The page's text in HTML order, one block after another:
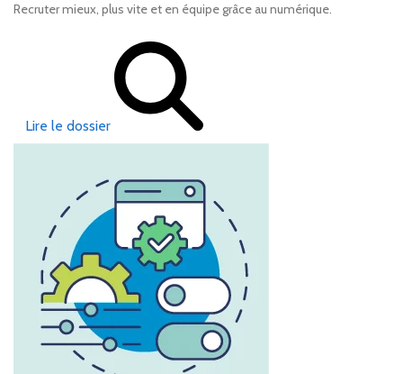
Recruter mieux, plus vite et en équipe grâce au numérique.
Lire le dossier